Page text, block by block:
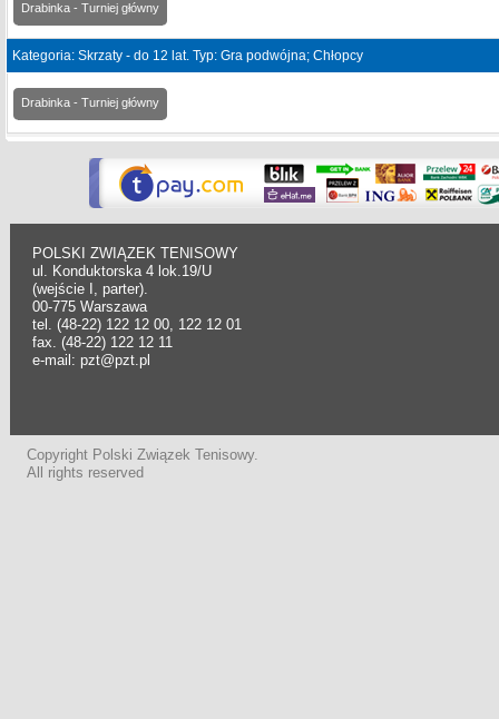
Drabinka - Turniej główny
Kategoria: Skrzaty - do 12 lat. Typ: Gra podwójna; Chłopcy
Drabinka - Turniej główny
POLSKI ZWIĄZEK TENISOWY
ul. Konduktorska 4 lok.19/U
(wejście I, parter).
00-775 Warszawa
tel. (48-22) 122 12 00, 122 12 01
fax. (48-22) 122 12 11
e-mail: pzt@pzt.pl
Copyright Polski Związek Tenisowy.
All rights reserved